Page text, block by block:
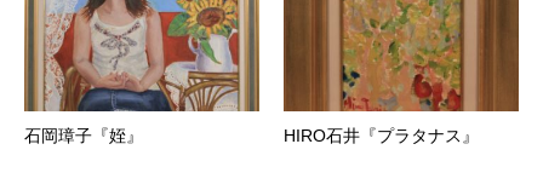
石岡璋子『姪』 HIRO石井『プラタナス』